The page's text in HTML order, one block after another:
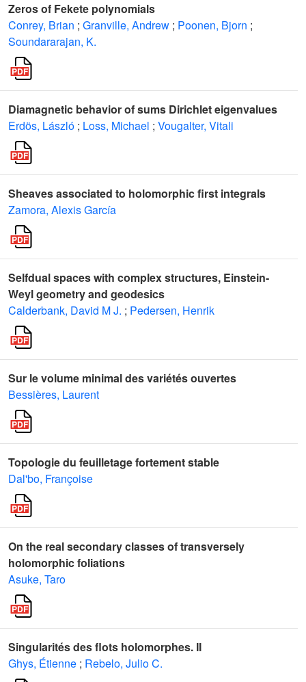
Zeros of Fekete polynomials
Conrey, Brian ; Granville, Andrew ; Poonen, Bjorn ;
Soundararajan, K.
Diamagnetic behavior of sums Dirichlet eigenvalues
Erdös, László ; Loss, Michael ; Vougalter, Vitali
Sheaves associated to holomorphic first integrals
Zamora, Alexis García
Selfdual spaces with complex structures, Einstein-
Weyl geometry and geodesics
Calderbank, David M J. ; Pedersen, Henrik
Sur le volume minimal des variétés ouvertes
Bessières, Laurent
Topologie du feuilletage fortement stable
Dal'bo, Françoise
On the real secondary classes of transversely
holomorphic foliations
Asuke, Taro
Singularités des flots holomorphes. II
Ghys, Étienne ; Rebelo, Julio C.